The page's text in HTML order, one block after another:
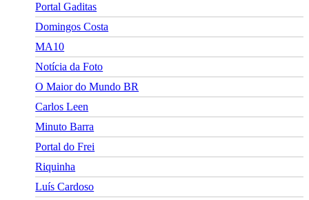
Portal Gaditas
Domingos Costa
MA10
Notícia da Foto
O Maior do Mundo BR
Carlos Leen
Minuto Barra
Portal do Frei
Riquinha
Luís Cardoso